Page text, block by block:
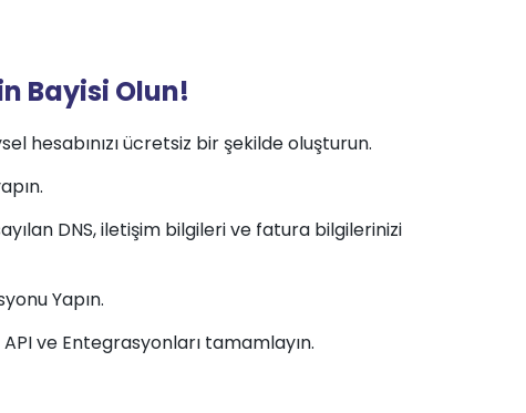
Bayisi Olun!
hesabınızı ücretsiz bir şekilde oluşturun.
DNS, iletişim bilgileri ve fatura bilgilerinizi
Yapın.
ve Entegrasyonları tamamlayın.